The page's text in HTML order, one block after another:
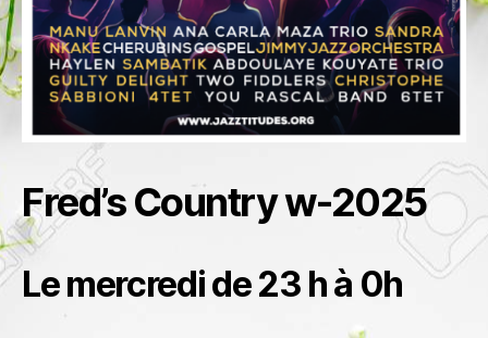
Fred’s Country w-2025
Le mercredi de 23 h à 0h